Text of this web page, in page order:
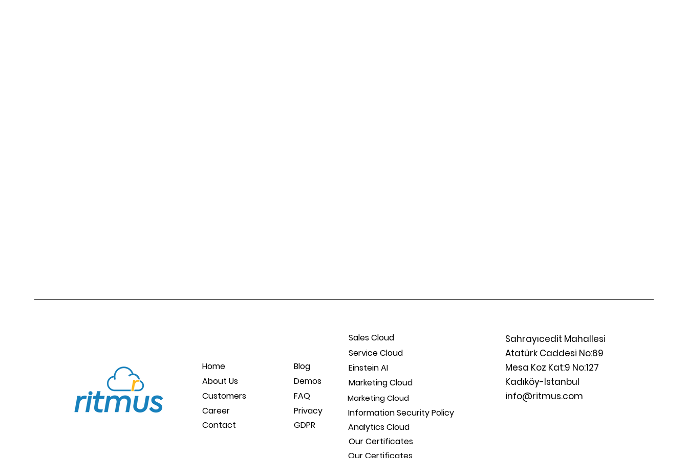
Home
About Us
Customers
Career
Contact
Blog
Demos
FAQ
Privacy
GDPR
Sales Cloud
Service Cloud
Einstein AI
Marketing Cloud
Marketing Cloud
Information Security Policy
Analytics Cloud
Our Certificates
Sahrayıcedit Mahallesi
Atatürk Caddesi No:69
Mesa Koz Kat:9 No:127
Kadıköy-İstanbul
info@ritmus.com